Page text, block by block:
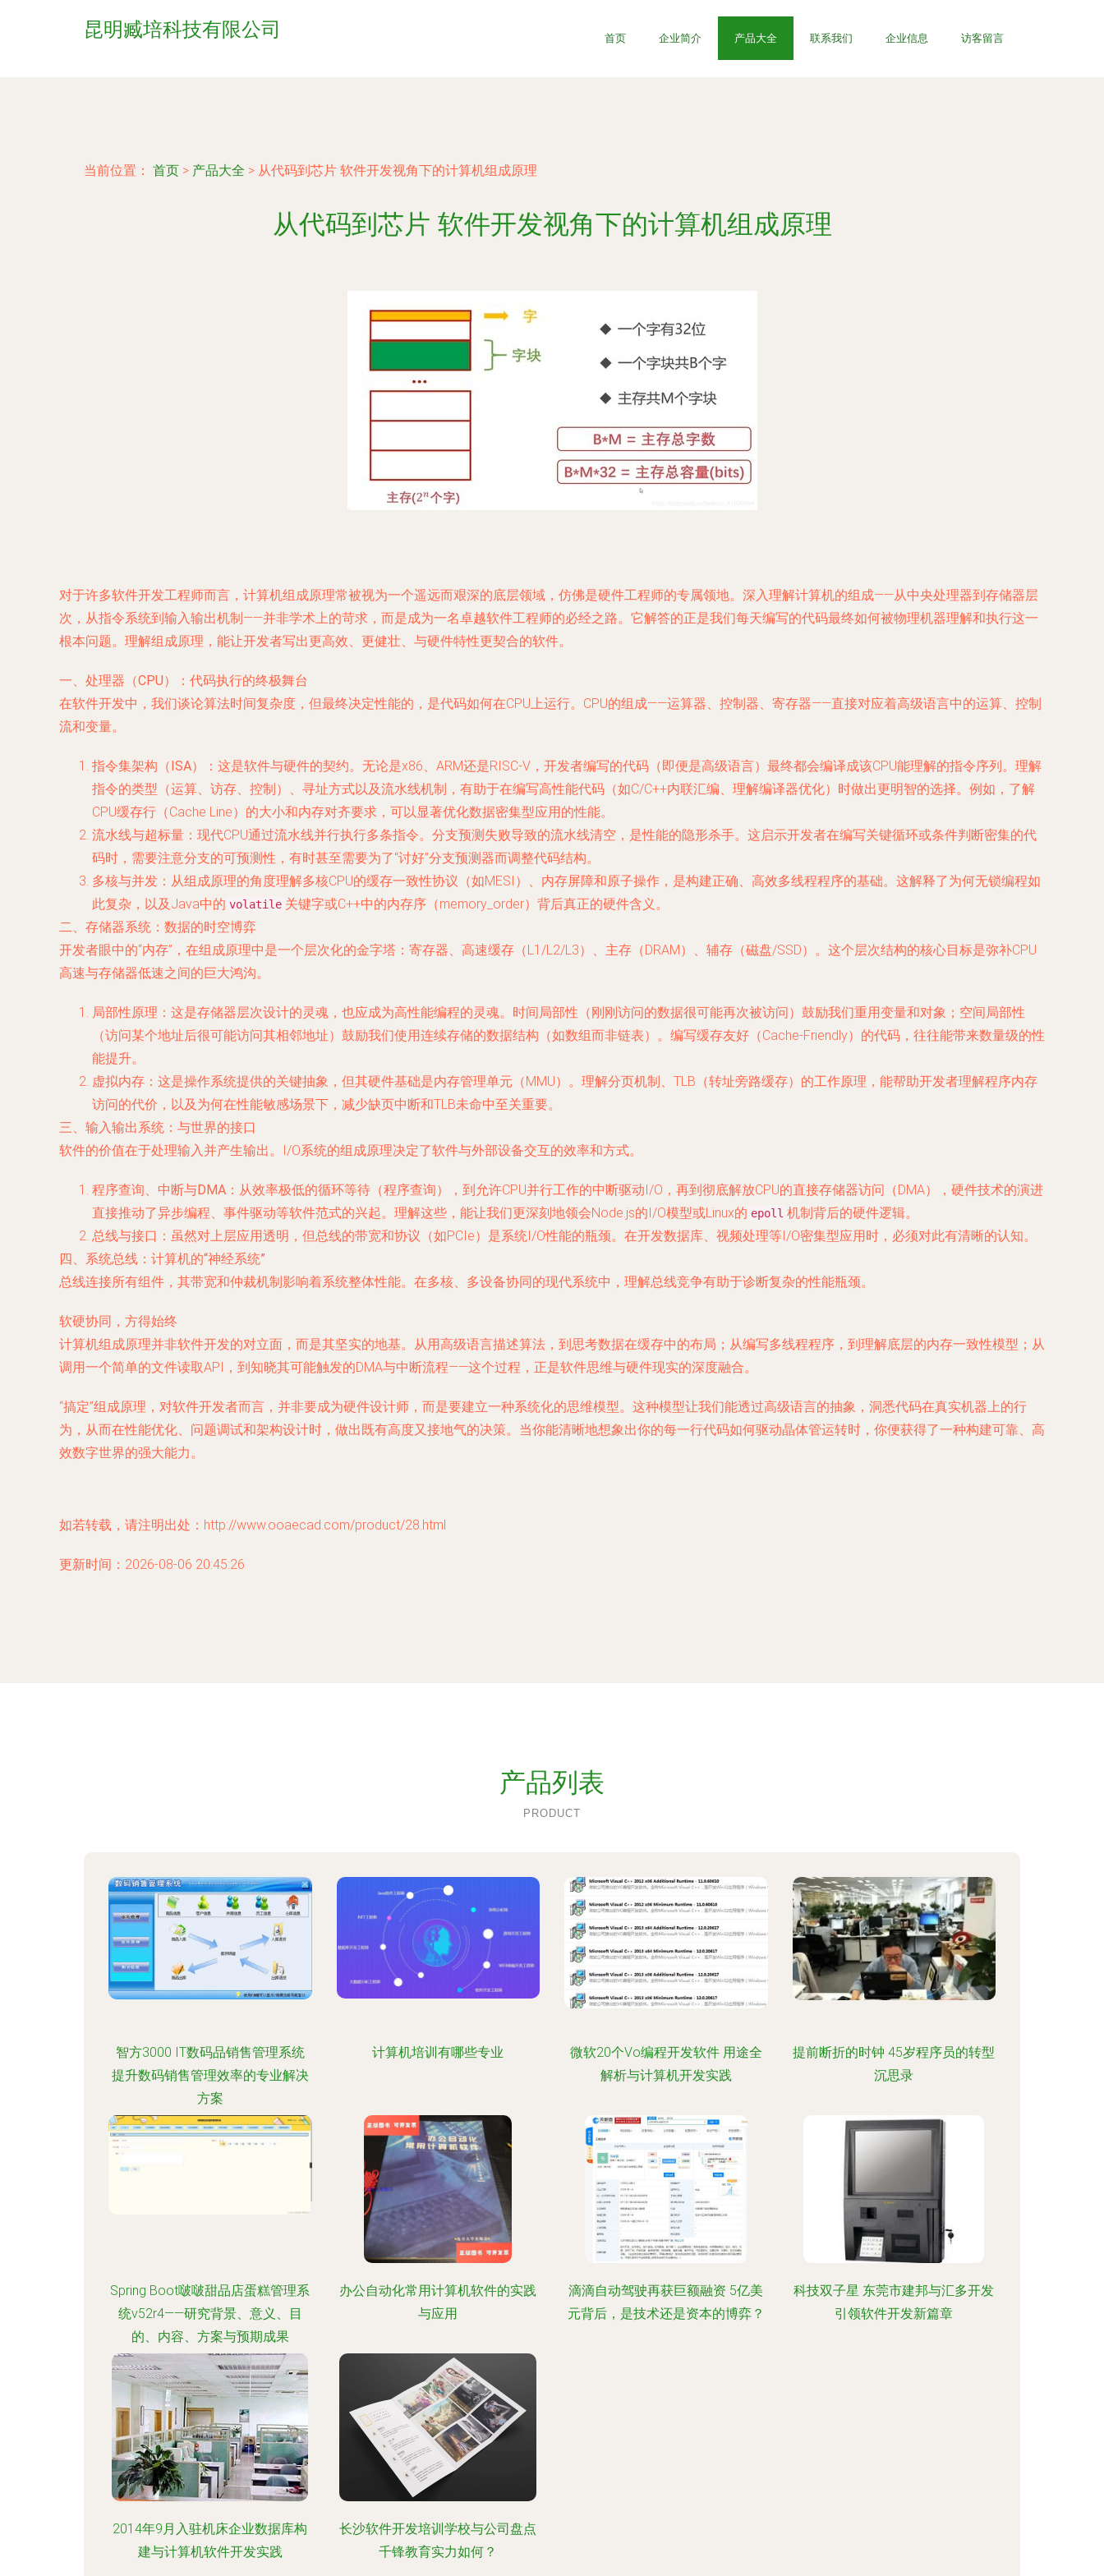
昆明臧培科技有限公司 首页 企业简介 产品大全 联系我们 企业信息 访客留言
当前位置： 首页 > 产品大全 > 从代码到芯片 软件开发视角下的计算机组成原理
从代码到芯片 软件开发视角下的计算机组成原理
对于许多软件开发工程师而言，计算机组成原理常被视为一个遥远而艰深的底层领域，仿佛是硬件工程师的专属领地。深入理解计算机的组成——从中央处理器到存储器层
次，从指令系统到输入输出机制——并非学术上的苛求，而是成为一名卓越软件工程师的必经之路。它解答的正是我们每天编写的代码最终如何被物理机器理解和执行这一
根本问题。理解组成原理，能让开发者写出更高效、更健壮、与硬件特性更契合的软件。
一、处理器（CPU）：代码执行的终极舞台
在软件开发中，我们谈论算法时间复杂度，但最终决定性能的，是代码如何在CPU上运行。CPU的组成——运算器、控制器、寄存器——直接对应着高级语言中的运算、控制
流和变量。
指令集架构（ISA）
：这是软件与硬件的契约。无论是x86、ARM还是RISC-V，开发者编写的代码（即便是高级语言）最终都会编译成该CPU能理解的指令序列。理解
指令的类型（运算、访存、控制）、寻址方式以及流水线机制，有助于在编写高性能代码（如C/C++内联汇编、理解编译器优化）时做出更明智的选择。例如，了解
CPU缓存行（Cache Line）的大小和内存对齐要求，可以显著优化数据密集型应用的性能。
流水线与超标量 ：现代CPU通过流水线并行执行多条指令。分支预测失败导致的流水线清空，是性能的隐形杀手。这启示开发者在编写关键循环或条件判断密集的代
码时，需要注意分支的可预测性，有时甚至需要为了“讨好”分支预测器而调整代码结构。
多核与并发 ：从组成原理的角度理解多核CPU的缓存一致性协议（如MESI）、内存屏障和原子操作，是构建正确、高效多线程程序的基础。这解释了为何无锁编程如
此复杂，以及Java中的 volatile 关键字或C++中的内存序（memory_order）背后真正的硬件含义。
二、存储器系统：数据的时空博弈
开发者眼中的“内存”，在组成原理中是一个层次化的金字塔：寄存器、高速缓存（L1/L2/L3）、主存（DRAM）、辅存（磁盘/SSD）。这个层次结构的核心目标是弥补CPU
高速与存储器低速之间的巨大鸿沟。
局部性原理 ：这是存储器层次设计的灵魂，也应成为高性能编程的灵魂。 时间局部性 （刚刚访问的数据很可能再次被访问）鼓励我们重用变量和对象； 空间局部性
（访问某个地址后很可能访问其相邻地址）鼓励我们使用连续存储的数据结构（如数组而非链表）。编写缓存友好（Cache-Friendly）的代码，往往能带来数量级的性
能提升。
虚拟内存 ：这是操作系统提供的关键抽象，但其硬件基础是内存管理单元（MMU）。理解分页机制、TLB（转址旁路缓存）的工作原理，能帮助开发者理解程序内存
访问的代价，以及为何在性能敏感场景下，减少缺页中断和TLB未命中至关重要。
三、输入输出系统：与世界的接口
软件的价值在于处理输入并产生输出。I/O系统的组成原理决定了软件与外部设备交互的效率和方式。
程序查询、中断与DMA ：从效率极低的循环等待（程序查询），到允许CPU并行工作的中断驱动I/O，再到彻底解放CPU的直接存储器访问（DMA），硬件技术的演进
直接推动了异步编程、事件驱动等软件范式的兴起。理解这些，能让我们更深刻地领会Node.js的I/O模型或Linux的 epoll 机制背后的硬件逻辑。
总线与接口 ：虽然对上层应用透明，但总线的带宽和协议（如PCIe）是系统I/O性能的瓶颈。在开发数据库、视频处理等I/O密集型应用时，必须对此有清晰的认知。
四、系统总线：计算机的“神经系统”
总线连接所有组件，其带宽和仲裁机制影响着系统整体性能。在多核、多设备协同的现代系统中，理解总线竞争有助于诊断复杂的性能瓶颈。
软硬协同，方得始终
计算机组成原理并非软件开发的对立面，而是其坚实的地基。从用高级语言描述算法，到思考数据在缓存中的布局；从编写多线程程序，到理解底层的内存一致性模型；从
调用一个简单的文件读取API，到知晓其可能触发的DMA与中断流程——这个过程，正是软件思维与硬件现实的深度融合。
“搞定”组成原理，对软件开发者而言，并非要成为硬件设计师，而是要建立一种系统化的思维模型。这种模型让我们能透过高级语言的抽象，洞悉代码在真实机器上的行
为，从而在性能优化、问题调试和架构设计时，做出既有高度又接地气的决策。当你能清晰地想象出你的每一行代码如何驱动晶体管运转时，你便获得了一种构建可靠、高
效数字世界的强大能力。
如若转载，请注明出处：http://www.ooaecad.com/product/28.html
更新时间：2026-08-06 20:45:26
产品列表
PRODUCT
智方3000 IT数码品销售管理系统
提升数码销售管理效率的专业解决
方案
计算机培训有哪些专业
微软20个Vo编程开发软件 用途全
解析与计算机开发实践
提前断折的时钟 45岁程序员的转型
沉思录
Spring Boot啵啵甜品店蛋糕管理系
统v52r4——研究背景、意义、目
的、内容、方案与预期成果
办公自动化常用计算机软件的实践
与应用
滴滴自动驾驶再获巨额融资 5亿美
元背后，是技术还是资本的博弈？
科技双子星 东莞市建邦与汇多开发
引领软件开发新篇章
2014年9月入驻机床企业数据库构
建与计算机软件开发实践
长沙软件开发培训学校与公司盘点
千锋教育实力如何？